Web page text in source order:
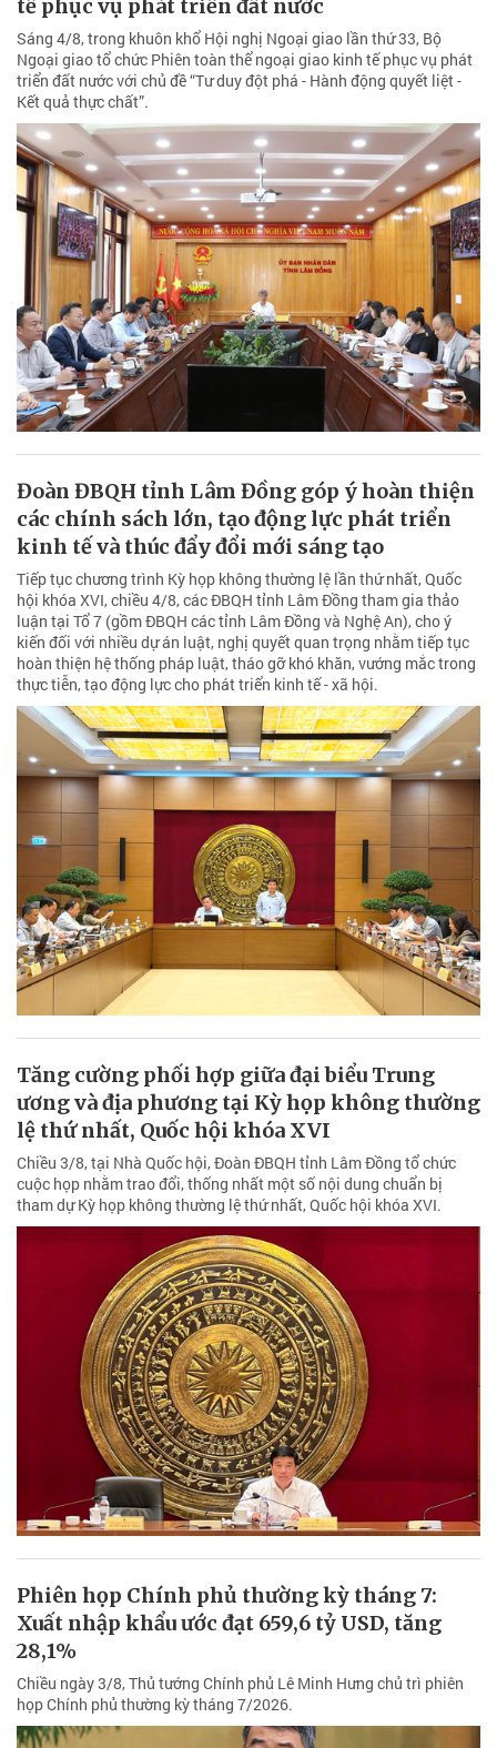
tế phục vụ phát triển đất nước
Sáng 4/8, trong khuôn khổ Hội nghị Ngoại giao lần thứ 33, Bộ
Ngoại giao tổ chức Phiên toàn thể ngoại giao kinh tế phục vụ phát
triển đất nước với chủ đề “Tư duy đột phá - Hành động quyết liệt -
Kết quả thực chất”.
Đoàn ĐBQH tỉnh Lâm Đồng góp ý hoàn thiện
các chính sách lớn, tạo động lực phát triển
kinh tế và thúc đẩy đổi mới sáng tạo
Tiếp tục chương trình Kỳ họp không thường lệ lần thứ nhất, Quốc
hội khóa XVI, chiều 4/8, các ĐBQH tỉnh Lâm Đồng tham gia thảo
luận tại Tổ 7 (gồm ĐBQH các tỉnh Lâm Đồng và Nghệ An), cho ý
kiến đối với nhiều dự án luật, nghị quyết quan trọng nhằm tiếp tục
hoàn thiện hệ thống pháp luật, tháo gỡ khó khăn, vướng mắc trong
thực tiễn, tạo động lực cho phát triển kinh tế - xã hội.
Tăng cường phối hợp giữa đại biểu Trung
ương và địa phương tại Kỳ họp không thường
lệ thứ nhất, Quốc hội khóa XVI
Chiều 3/8, tại Nhà Quốc hội, Đoàn ĐBQH tỉnh Lâm Đồng tổ chức
cuộc họp nhằm trao đổi, thống nhất một số nội dung chuẩn bị
tham dự Kỳ họp không thường lệ thứ nhất, Quốc hội khóa XVI.
Phiên họp Chính phủ thường kỳ tháng 7:
Xuất nhập khẩu ước đạt 659,6 tỷ USD, tăng
28,1%
Chiều ngày 3/8, Thủ tướng Chính phủ Lê Minh Hưng chủ trì phiên
họp Chính phủ thường kỳ tháng 7/2026.